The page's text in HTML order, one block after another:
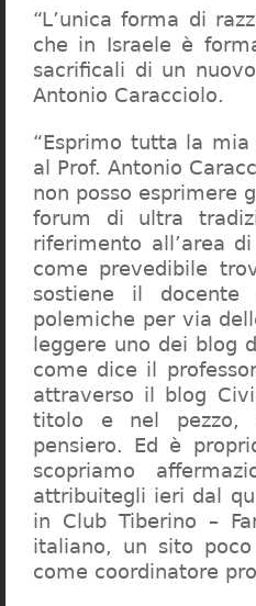
“L’unica forma di
che in Israele è
sacrificali di un
Antonio Caracciolo.
“Esprimo tutta la
al Prof. Antonio
non posso esprimere
forum di ultra
riferimento all’area
come prevedibile
sostiene il
polemiche per via
leggere uno dei blog
come dice il
attraverso il blog
titolo e nel pezzo,
pensiero. Ed è
scopriamo
attribuitegli ieri dal
in Club Tiberino –
italiano, un sito
come coordinatore